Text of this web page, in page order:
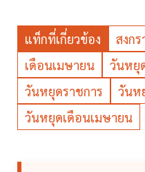
แท็กที่เกี่ยวข้อง สงก
เดือนเมษายน
วันหยุ
วันหยุดราชการ
วันห
วันหยุดเดือนเมษายน